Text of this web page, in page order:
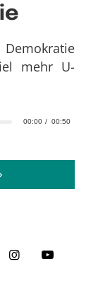
00:00 00:50
mehr U-